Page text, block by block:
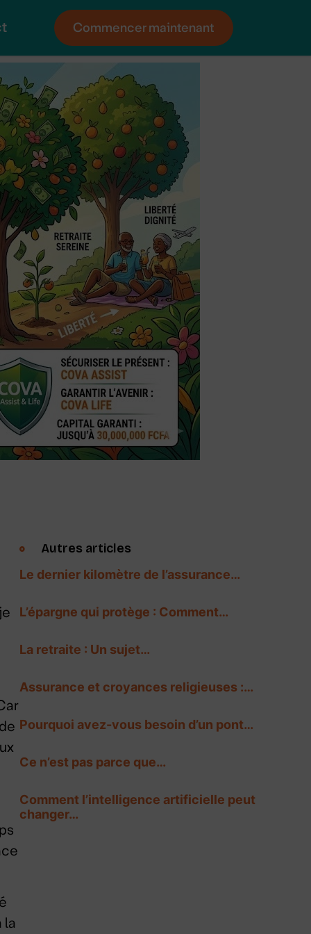
Commencer maintenant
la
Autres articles
Le dernier kilomètre de l’assurance…
L’épargne qui protège : Comment…
La retraite : Un sujet…
Assurance et croyances religieuses :…
Pourquoi avez-vous besoin d’un pont…
Ce n’est pas parce que…
Comment l’intelligence artificielle peut
changer…